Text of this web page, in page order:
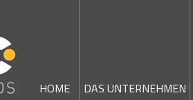
HOME DAS UNTERNEHMEN